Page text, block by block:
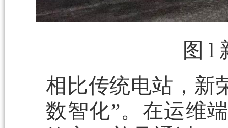
图 l
相比传统电站，新
数智化”。在运维